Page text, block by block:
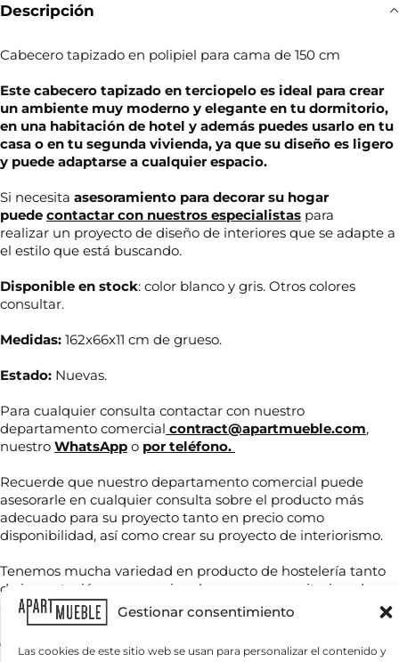
Gestionar consentimiento
Las cookies de este sitio web se usan para personalizar el contenido y
Descripción
Cabecero tapizado en polipiel para cama de 150 cm
Este cabecero tapizado en terciopelo es ideal para crear
un ambiente muy moderno y elegante en tu dormitorio,
en una habitación de hotel y además puedes usarlo en tu
casa o en tu segunda vivienda, ya que su diseño es ligero
y puede adaptarse a cualquier espacio.
Si necesita asesoramiento para decorar su hogar
puede contactar con nuestros especialistas para
realizar un proyecto de diseño de interiores que se adapte a
el estilo que está buscando.
Disponible en stock: color blanco y gris. Otros colores
consultar.
Medidas: 162x66x11 cm de grueso.
Estado: Nuevas.
Para cualquier consulta contactar con nuestro
departamento comercial contract@apartmueble.com,
nuestro WhatsApp o por teléfono.
Recuerde que nuestro departamento comercial puede
asesorarle en cualquier consulta sobre el producto más
adecuado para su proyecto tanto en precio como
disponibilidad, así como crear su proyecto de interiorismo.
Tenemos mucha variedad en producto de hostelería tanto
de importación como nacional, por compra unitaria o de
contenedores.
Para grandes cantidades consultar precio final.
m
b
r
e
T
e
f
n
o
e
T
é
o
n
*
C
o
r